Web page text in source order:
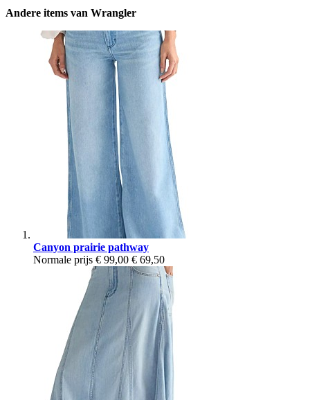
Andere items van Wrangler
Canyon prairie pathway
Normale prijs € 99,00 € 69,50